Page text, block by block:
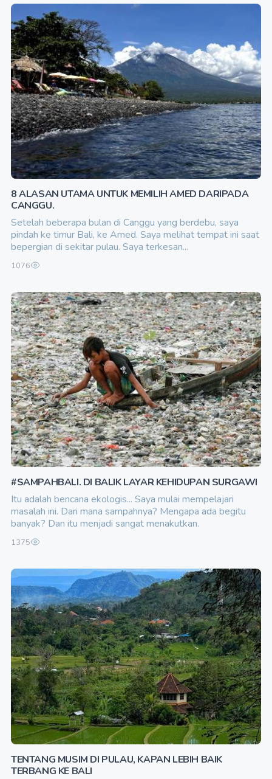
8 ALASAN UTAMA UNTUK MEMILIH AMED DARIPADA
CANGGU.
Setelah beberapa bulan di Canggu yang berdebu, saya
pindah ke timur Bali, ke Amed. Saya melihat tempat ini saat
bepergian di sekitar pulau. Saya terkesan...
1076
#SAMPAHBALI. DI BALIK LAYAR KEHIDUPAN SURGAWI
Itu adalah bencana ekologis... Saya mulai mempelajari
masalah ini. Dari mana sampahnya? Mengapa ada begitu
banyak? Dan itu menjadi sangat menakutkan.
1375
TENTANG MUSIM DI PULAU, KAPAN LEBIH BAIK
TERBANG KE BALI